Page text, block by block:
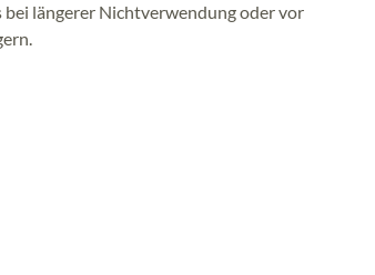
bei längerer Nichtverwendung oder vor